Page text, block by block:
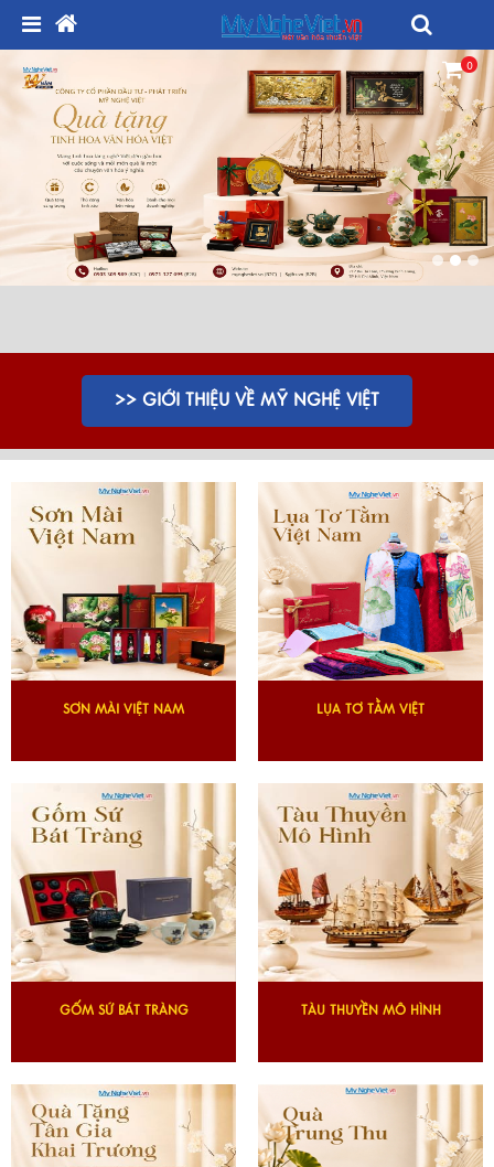
0
>> GIỚI THIỆU VỀ MỸ NGHỆ VIỆT
SƠN MÀI VIỆT NAM LỤA TƠ TẰM VIỆT
GỐM SỨ BÁT TRÀNG TÀU THUYỀN MÔ HÌNH